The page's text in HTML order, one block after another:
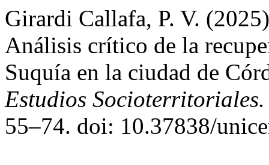
Girardi Callafa, P. V.
Análisis crítico de la
Suquía en la ciudad de
Estudios
55–74. doi: 10.37838/